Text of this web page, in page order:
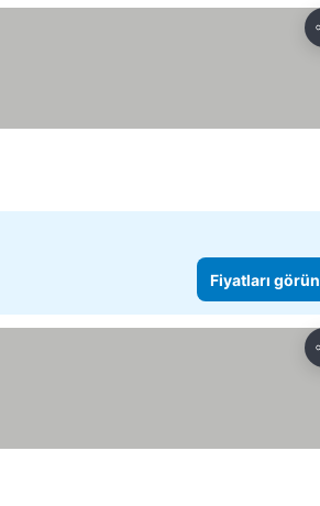
Fiyatları görün